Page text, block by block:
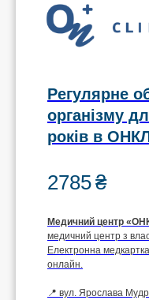
Регулярне
організму
років в
2785₴
Медичний центр
медичний центр з
Електронна
онлайн.
📍 вул. Ярослава